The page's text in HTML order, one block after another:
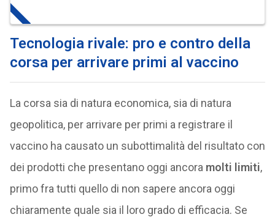
Tecnologia rivale: pro e contro della
corsa per arrivare primi al vaccino
La corsa sia di natura economica, sia di natura
geopolitica, per arrivare per primi a registrare il
vaccino ha causato un subottimalità del risultato con
dei prodotti che presentano oggi ancora molti limiti,
primo fra tutti quello di non sapere ancora oggi
chiaramente quale sia il loro grado di efficacia. Se